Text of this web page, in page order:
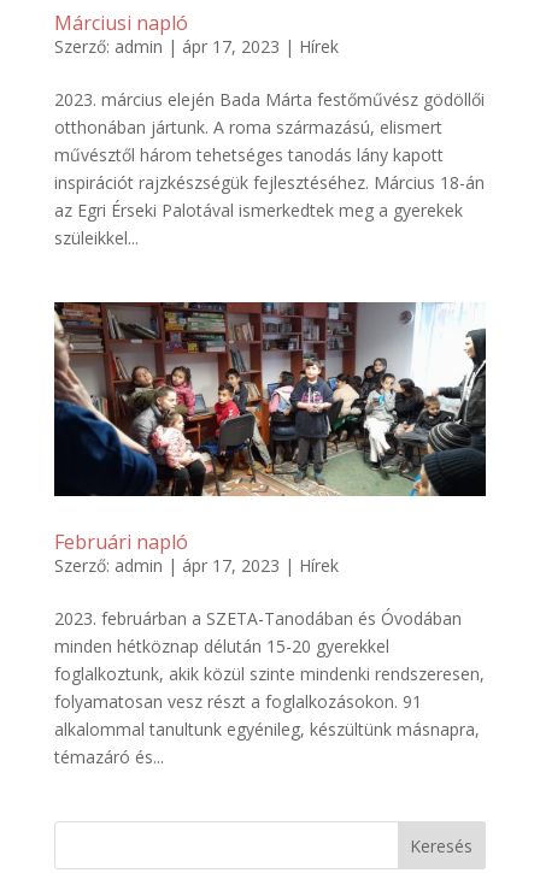
Márciusi napló
Szerző: admin | ápr 17, 2023 | Hírek
2023. március elején Bada Márta festőművész gödöllői
otthonában jártunk. A roma származású, elismert
művésztől három tehetséges tanodás lány kapott
inspirációt rajzkészségük fejlesztéséhez. Március 18-án
az Egri Érseki Palotával ismerkedtek meg a gyerekek
szüleikkel...
Februári napló
Szerző: admin | ápr 17, 2023 | Hírek
2023. februárban a SZETA-Tanodában és Óvodában
minden hétköznap délután 15-20 gyerekkel
foglalkoztunk, akik közül szinte mindenki rendszeresen,
folyamatosan vesz részt a foglalkozásokon. 91
alkalommal tanultunk egyénileg, készültünk másnapra,
témazáró és...
Keresés